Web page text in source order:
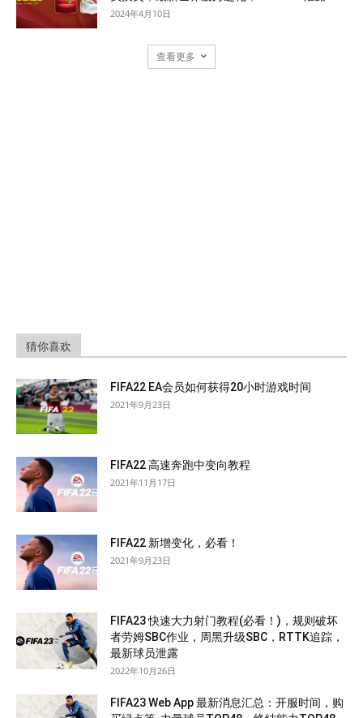
2024年4月10日
查看更多
猜你喜欢
FIFA22 EA会员如何获得20小时游戏时间
2021年9月23日
FIFA22 高速奔跑中变向教程
2021年11月17日
FIFA22 新增变化，必看！
2021年9月23日
FIFA23 快速大力射门教程(必看！)，规则破坏
者劳姆SBC作业，周黑升级SBC，RTTK追踪，
最新球员泄露
2022年10月26日
FIFA23 Web App 最新消息汇总：开服时间，购